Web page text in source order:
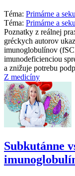
Téma: Primárne a
Téma: Primárne a
Poznatky z reálnej
gréckych autorov
imunoglobulínov
imunodeficienciou
a znižuje potrebu
Z medicíny
Subkutánne